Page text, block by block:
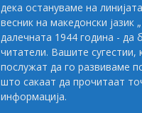
дека остануваме на
весник на македонски јазик
далечната 1944 година - да
читатели. Вашите сугестии,
послужат да го развиваме
што сакаат да прочитаат
информација.